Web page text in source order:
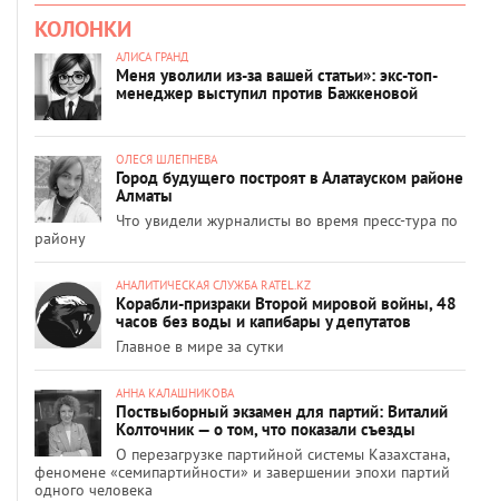
КОЛОНКИ
АЛИСА ГРАНД
Меня уволили из-за вашей статьи»: экс-топ-
менеджер выступил против Бажкеновой
ОЛЕСЯ ШЛЕПНЕВА
Город будущего построят в Алатауском районе
Алматы
Что увидели журналисты во время пресс-тура по
району
АНАЛИТИЧЕСКАЯ СЛУЖБА RATEL.KZ
Корабли-призраки Второй мировой войны, 48
часов без воды и капибары у депутатов
Главное в мире за сутки
АННА КАЛАШНИКОВА
Поствыборный экзамен для партий: Виталий
Колточник — о том, что показали съезды
О перезагрузке партийной системы Казахстана,
феномене «семипартийности» и завершении эпохи партий
одного человека